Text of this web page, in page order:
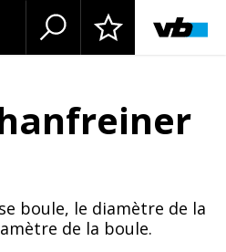
boule, le diamètre de la
de la boule.